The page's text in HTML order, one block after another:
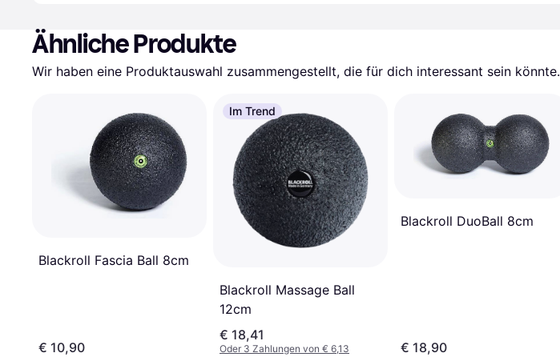
Ähnliche Produkte
Wir haben eine Produktauswahl zusammengestellt, die für dich interessant sein könnte.
Blackroll Fascia Ball 8cm
€ 10,90
Im Trend
Blackroll Massage Ball
12cm
€ 18,41
Oder 3 Zahlungen von € 6,13
Blackroll DuoBall 8cm
€ 18,90